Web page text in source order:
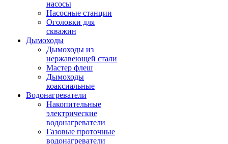
насосы
Насосные станции
Оголовки для
скважин
Дымоходы
Дымоходы из
нержавеющей стали
Мастер флеш
Дымоходы
коаксиальные
Водонагреватели
Накопительные
электрические
водонагреватели
Газовые проточные
водонагреватели